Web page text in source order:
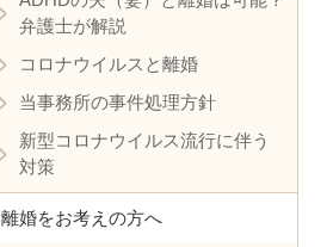
弁護士が解説
コロナウイルスと離婚
当事務所の事件処理方針
新型コロナウイルス流行に伴う
対策
離婚をお考えの方へ